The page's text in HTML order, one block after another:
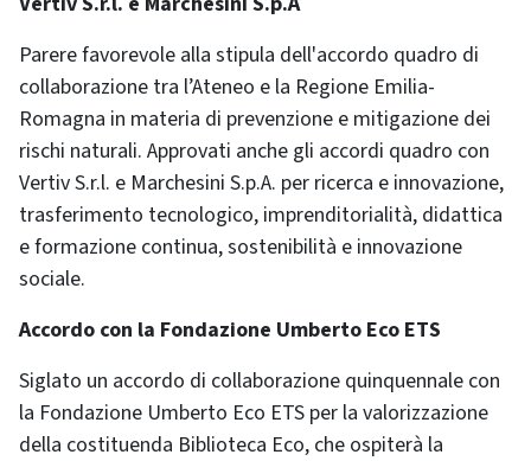
Parere favorevole alla stipula dell'accordo quadro di
collaborazione tra l’Ateneo e la Regione Emilia-
Romagna in materia di prevenzione e mitigazione dei
rischi naturali. Approvati anche gli accordi quadro con
Vertiv S.r.l. e Marchesini S.p.A. per ricerca e innovazione,
trasferimento tecnologico, imprenditorialità, didattica
e formazione continua, sostenibilità e innovazione
sociale.
Accordo con la Fondazione Umberto Eco ETS
Siglato un accordo di collaborazione quinquennale con
la Fondazione Umberto Eco ETS per la valorizzazione
della costituenda Biblioteca Eco, che ospiterà la